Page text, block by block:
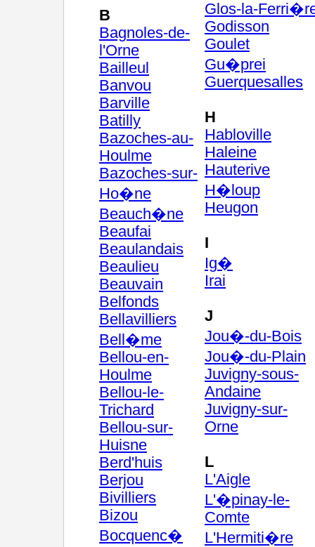
B
Bagnoles-de-
l'Orne
Bailleul
Banvou
Barville
Batilly
Bazoches-au-
Houlme
Bazoches-sur-
Ho�ne
Beauch�ne
Beaufai
Beaulandais
Beaulieu
Beauvain
Belfonds
Bellavilliers
Bell�me
Bellou-en-
Houlme
Bellou-le-
Trichard
Bellou-sur-
Huisne
Berd'huis
Berjou
Bivilliers
Bizou
Bocquenc�
Glos-la-
Godisson
Goulet
Gu�prei
Guerquesalles
H
Habloville
Haleine
Hauterive
H�loup
Heugon
I
Ig�
Irai
J
Jou�-du-Bois
Jou�-du-Plain
Juvigny-sous-
Andaine
Juvigny-sur-
Orne
L
L'Aigle
L'�pinay-le-
Comte
L'Hermiti�re